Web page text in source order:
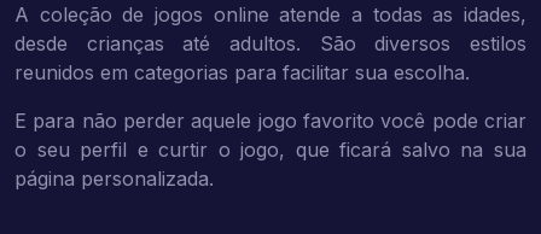
A coleção de jogos online atende a todas as idades,
desde crianças até adultos. São diversos estilos
reunidos em categorias para facilitar sua escolha.
E para não perder aquele jogo favorito você pode criar
o seu perfil e curtir o jogo, que ficará salvo na sua
página personalizada.